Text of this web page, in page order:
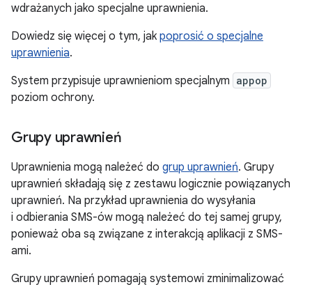
wdrażanych jako specjalne uprawnienia.
Dowiedz się więcej o tym, jak poprosić o specjalne
uprawnienia.
System przypisuje uprawnieniom specjalnym appop
poziom ochrony.
Grupy uprawnień
Uprawnienia mogą należeć do grup uprawnień. Grupy
uprawnień składają się z zestawu logicznie powiązanych
uprawnień. Na przykład uprawnienia do wysyłania
i odbierania SMS-ów mogą należeć do tej samej grupy,
ponieważ oba są związane z interakcją aplikacji z SMS-
ami.
Grupy uprawnień pomagają systemowi zminimalizować